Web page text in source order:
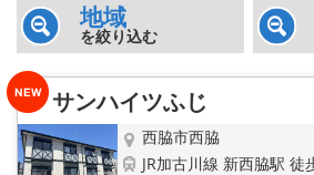
☆ネット無料☆
路線·駅から探す
地域から探す
地域
を絞り込む
サンハイツふじ
西脇市西脇
JR加古川線 新西脇駅 徒